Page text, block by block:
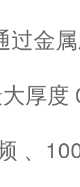
过金
大厚
、